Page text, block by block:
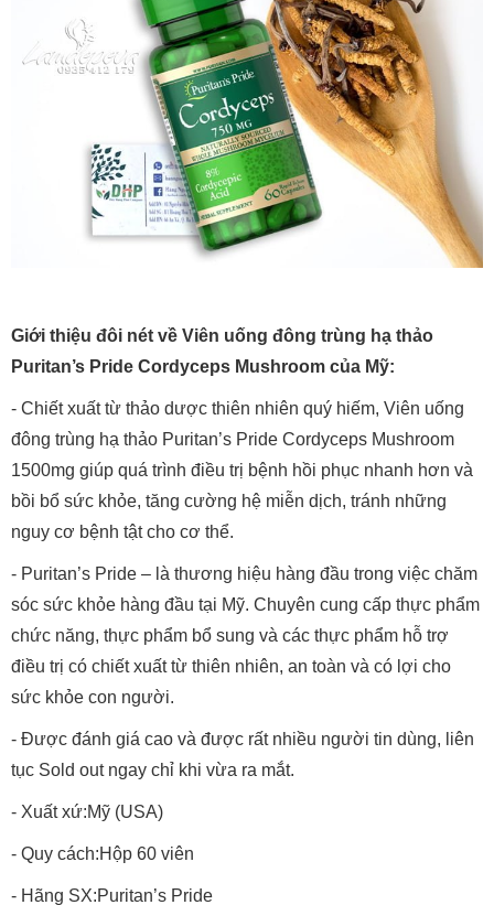
Giới thiệu đôi nét về Viên uống đông trùng hạ thảo
Puritan’s Pride Cordyceps Mushroom của Mỹ:
- Chiết xuất từ thảo dược thiên nhiên quý hiếm, Viên uống
đông trùng hạ thảo Puritan’s Pride Cordyceps Mushroom
1500mg giúp quá trình điều trị bệnh hồi phục nhanh hơn và
bồi bổ sức khỏe, tăng cường hệ miễn dịch, tránh những
nguy cơ bệnh tật cho cơ thể.
- Puritan’s Pride – là thương hiệu hàng đầu trong việc chăm
sóc sức khỏe hàng đầu tại Mỹ. Chuyên cung cấp thực phẩm
chức năng, thực phẩm bổ sung và các thực phẩm hỗ trợ
điều trị có chiết xuất từ thiên nhiên, an toàn và có lợi cho
sức khỏe con người.
- Được đánh giá cao và được rất nhiều người tin dùng, liên
tục Sold out ngay chỉ khi vừa ra mắt.
- Xuất xứ:Mỹ (USA)
- Quy cách:Hộp 60 viên
- Hãng SX:Puritan’s Pride